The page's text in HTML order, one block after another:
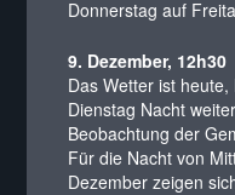
Donnerstag auf
9. Dezember, 12h30
Das Wetter ist
Dienstag Nacht
Beobachtung der
Für die Nacht von
Dezember zeigen